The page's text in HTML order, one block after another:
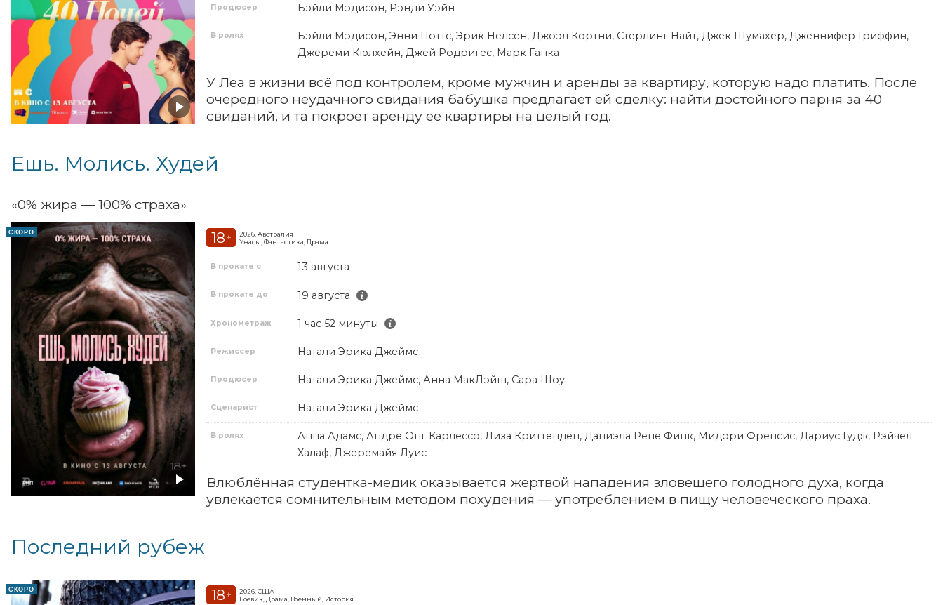
Продюсер Бэйли Мэдисон, Рэнди Уэйн
В ролях
Бэйли Мэдисон, Энни Поттс, Эрик Нелсен, Джоэл Кортни, Стерлинг Найт, Джек Шумахер, Дженнифер Гриффин,
Джереми Кюлхейн, Джей Родригес, Марк Гапка
У Леа в жизни всё под контролем, кроме мужчин и аренды за квартиру, которую надо платить. После
очередного неудачного свидания бабушка предлагает ей сделку: найти достойного парня за 40
свиданий, и та покроет аренду ее квартиры на целый год.
Ешь. Молись. Худей
«0% жира — 100% страха»
СКОРО 18 +
2026, Австралия
Ужасы, Фантастика, Драма
В прокате с 13 августа
В прокате до 19 августа
Хронометраж 1 час 52 минуты
Режиссер Натали Эрика Джеймс
Продюсер Натали Эрика Джеймс, Анна МакЛэйш, Сара Шоу
Сценарист Натали Эрика Джеймс
В ролях
Анна Адамс, Андре Онг Карлессо, Лиза Криттенден, Даниэла Рене Финк, Мидори Френсис, Дариус Гудж, Рэйчел
Халаф, Джеремайя Луис
Влюблённая студентка-медик оказывается жертвой нападения зловещего голодного духа, когда
увлекается сомнительным методом похудения — употреблением в пищу человеческого праха.
Последний рубеж
СКОРО 18 +
2026, США
Боевик, Драма, Военный, История